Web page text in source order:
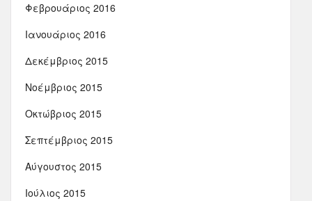
Φεβρουάριος 2016
Ιανουάριος 2016
Δεκέμβριος 2015
Νοέμβριος 2015
Οκτώβριος 2015
Σεπτέμβριος 2015
Αύγουστος 2015
Ιούλιος 2015